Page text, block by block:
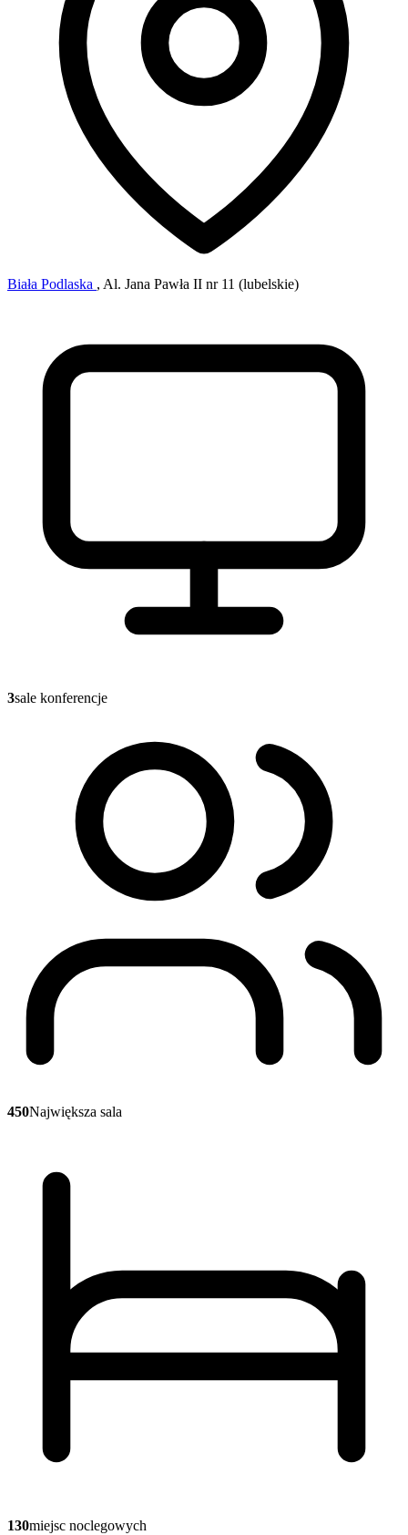
Biała Podlaska , Al. Jana Pawła II nr 11 (lubelskie)
3sale konferencje
450Największa sala
130miejsc noclegowych